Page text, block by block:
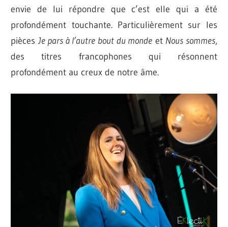
envie de lui répondre que c’est elle qui a été
profondément touchante. Particulièrement sur les
piècesJe pars à l’autre bout du monde et Nous sommes,
des titres francophones qui résonnent
profondément au creux de notre âme.